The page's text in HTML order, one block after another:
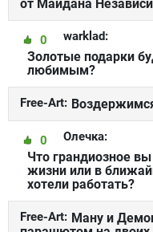
от Майдана
warklad:
0
Золотые подарки
любимым?
Free-Art:
Олечка:
0
Что грандиозное
жизни или в
хотели работать?
Free-Art: Ману и